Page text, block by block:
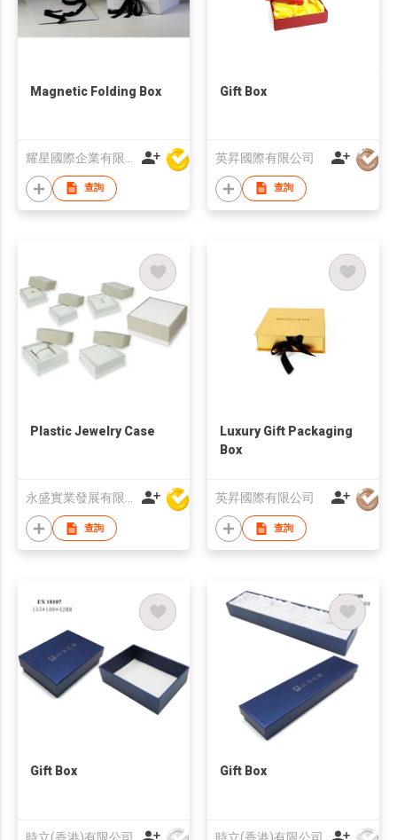
Magnetic Folding Box
查詢
Gift Box
英昇國際有限公司
查詢
Plastic Jewelry Case
查詢
Luxury Gift Packaging
Box
英昇國際有限公司
查詢
Gift Box Gift Box